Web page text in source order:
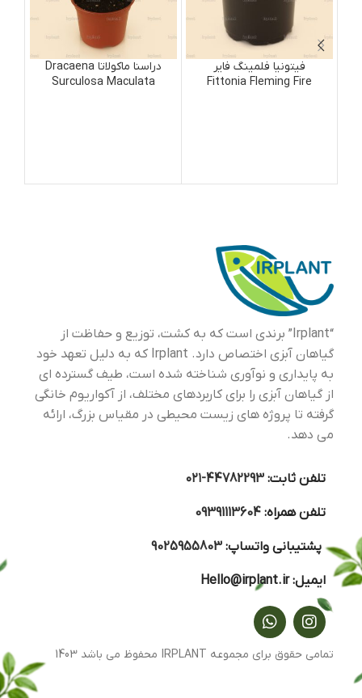
فیتونیا فلمینگ فایر
Fittonia Fleming Fire
دراسنا ماکولاتا Dracaena
Surculosa Maculata
“Irplant” برندی است که به کشت، توزیع و حفاظت از
گیاهان آبزی اختصاص دارد. Irplant که به دلیل تعهد خود
به پایداری و نوآوری شناخته شده است، طیف گسترده ای
از گیاهان آبزی را برای کاربردهای مختلف، از آکواریوم خانگی
گرفته تا پروژه های زیست محیطی در مقیاس بزرگ، ارائه
می دهد.
تلفن ثابت:44782293-۰۲۱
تلفن همراه:09391113604
پشتیبانی واتساپ:9025955803
ایمیل:Hello@irplant.ir
تمامی حقوق برای مجموعه IRPLANT محفوظ می باشد 1403